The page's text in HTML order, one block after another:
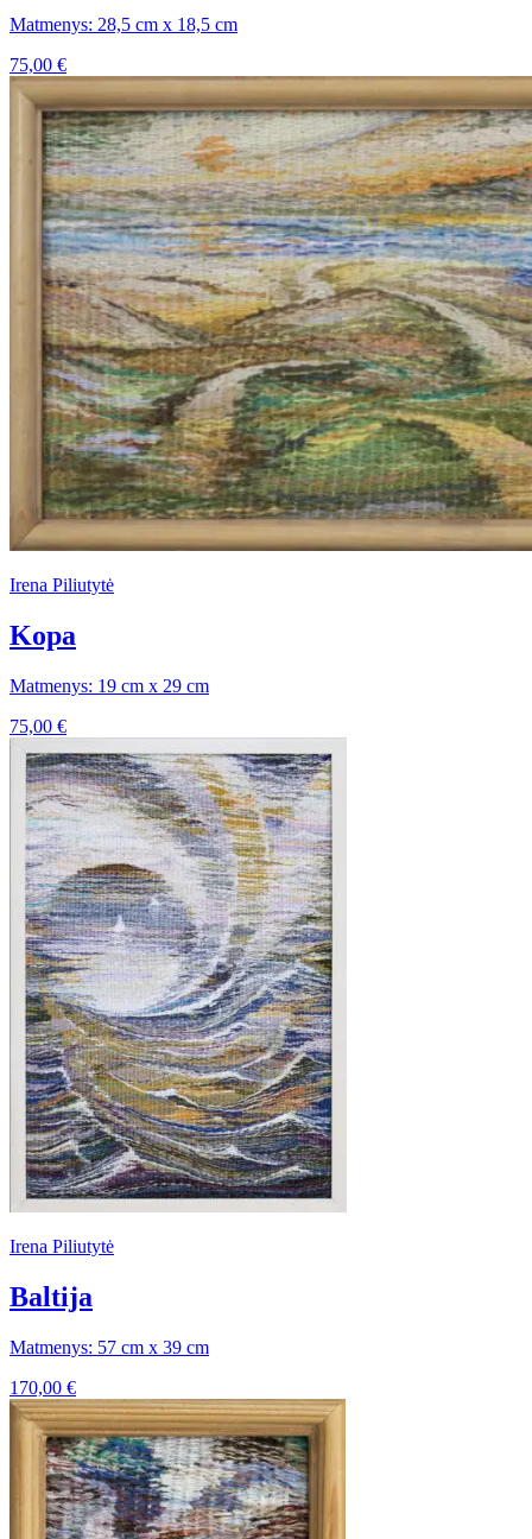
Matmenys: 28,5 cm x 18,5 cm
75,00 €
Irena Piliutytė
Kopa
Matmenys: 19 cm x 29 cm
75,00 €
Irena Piliutytė
Baltija
Matmenys: 57 cm x 39 cm
170,00 €